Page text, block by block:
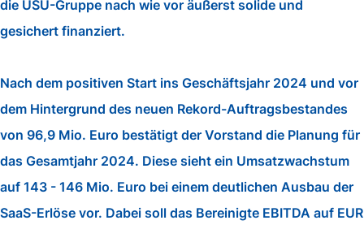
die USU-Gruppe nach wie vor äußerst solide und
gesichert finanziert.
Nach dem positiven Start ins Geschäftsjahr 2024 und vor
dem Hintergrund des neuen Rekord-Auftragsbestandes
von 96,9 Mio. Euro bestätigt der Vorstand die Planung für
das Gesamtjahr 2024. Diese sieht ein Umsatzwachstum
auf 143 - 146 Mio. Euro bei einem deutlichen Ausbau der
SaaS-Erlöse vor. Dabei soll das Bereinigte EBITDA auf EUR